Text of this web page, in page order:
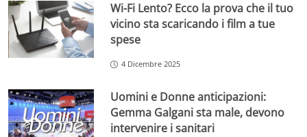
Wi-Fi Lento? Ecco la prova che il tuo
vicino sta scaricando i film a tue
spese
4 Dicembre 2025
Uomini e Donne anticipazioni:
Gemma Galgani sta male, devono
intervenire i sanitari